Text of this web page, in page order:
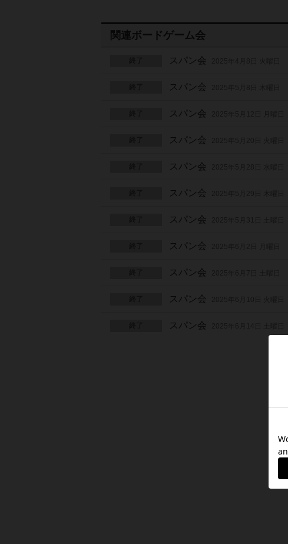
関連ボードゲーム会
スパン会
スパン会
スパン会
スパン会
スパン会
スパン会
スパン会
スパン会
スパン会
スパン会
スパン会